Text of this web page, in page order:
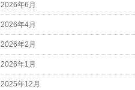
2026年6月
2026年4月
2026年2月
2026年1月
2025年12月